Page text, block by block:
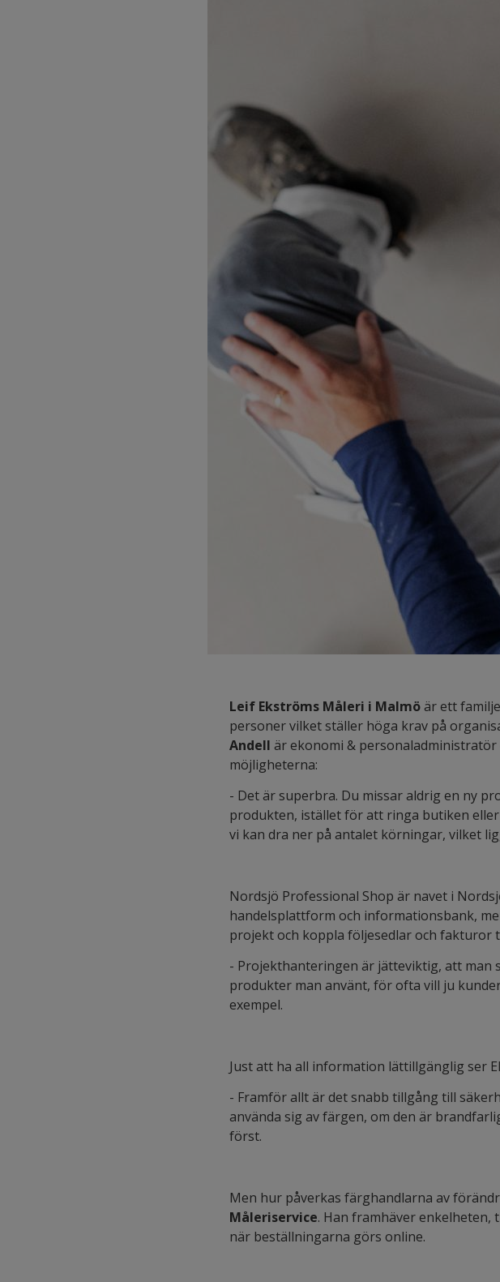
Leif Ekströms Måleri i Malmöär ett
personer vilket ställer höga krav på
Andellär ekonomi &
möjligheterna:
- Det är superbra. Du missar aldrig en ny
produkten, istället för att ringa butiken
vi kan dra ner på antalet körningar, vilket
Nordsjö Professional Shop är navet i
handelsplattform och informationsbank,
projekt och koppla följesedlar och fakturor
- Projekthanteringen är jätteviktig, att man
produkter man använt, för ofta vill ju
exempel.
Just att ha all information lättillgänglig ser
- Framför allt är det snabb tillgång till
använda sig av färgen, om den är
först.
Men hur påverkas färghandlarna av
Måleriservice. Han framhäver
när beställningarna görs online.